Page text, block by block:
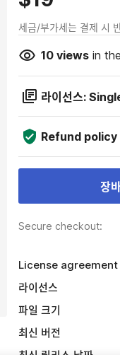
세금/부가세는 결제 시
10viewsin
라이선스:
Refund policy
장
Secure checkout:
License agreement
라이선스
파일 크기
최신 버전